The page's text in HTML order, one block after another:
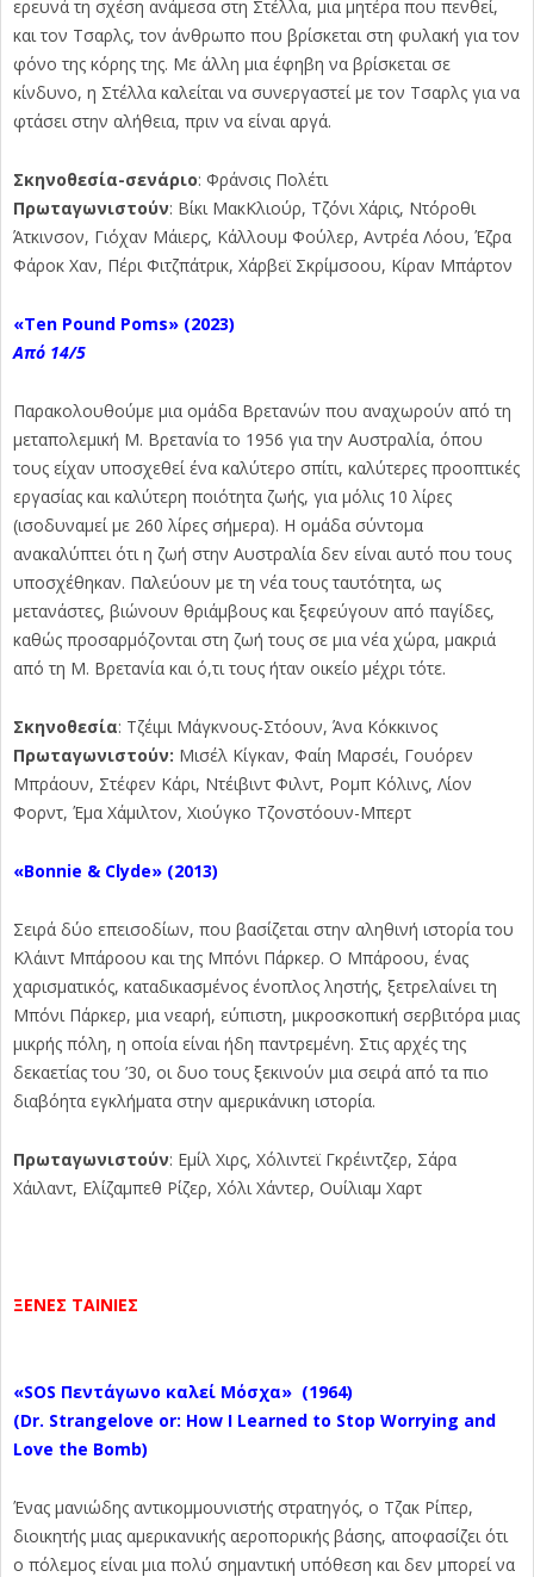
ερευνά τη σχέση ανάμεσα στη Στέλλα, μια μητέρα που πενθεί,
και τον Τσαρλς, τον άνθρωπο που βρίσκεται στη φυλακή για τον
φόνο της κόρης της. Με άλλη μια έφηβη να βρίσκεται σε
κίνδυνο, η Στέλλα καλείται να συνεργαστεί με τον Τσαρλς για να
φτάσει στην αλήθεια, πριν να είναι αργά.
Σκηνοθεσία-σενάριο: Φράνσις Πολέτι
Πρωταγωνιστούν: Βίκι ΜακΚλιούρ, Τζόνι Χάρις, Ντόροθι
Άτκινσον, Γιόχαν Μάιερς, Κάλλουμ Φούλερ, Αντρέα Λόου, Έζρα
Φάροκ Χαν, Πέρι Φιτζπάτρικ, Χάρβεϊ Σκρίμσοου, Κίραν Μπάρτον
«Ten Pound Poms» (2023)
Από 14/5
Παρακολουθούμε μια ομάδα Βρετανών που αναχωρούν από τη
μεταπολεμική Μ. Βρετανία το 1956 για την Αυστραλία, όπου
τους είχαν υποσχεθεί ένα καλύτερο σπίτι, καλύτερες προοπτικές
εργασίας και καλύτερη ποιότητα ζωής, για μόλις 10 λίρες
(ισοδυναμεί με 260 λίρες σήμερα). Η ομάδα σύντομα
ανακαλύπτει ότι η ζωή στην Αυστραλία δεν είναι αυτό που τους
υποσχέθηκαν. Παλεύουν με τη νέα τους ταυτότητα, ως
μετανάστες, βιώνουν θριάμβους και ξεφεύγουν από παγίδες,
καθώς προσαρμόζονται στη ζωή τους σε μια νέα χώρα, μακριά
από τη Μ. Βρετανία και ό,τι τους ήταν οικείο μέχρι τότε.
Σκηνοθεσία: Τζέιμι Μάγκνους-Στόουν, Άνα Κόκκινος
Πρωταγωνιστούν: Μισέλ Κίγκαν, Φαίη Μαρσέι, Γουόρεν
Μπράουν, Στέφεν Κάρι, Ντέιβιντ Φιλντ, Ρομπ Κόλινς, Λίον
Φορντ, Έμα Χάμιλτον, Χιούγκο Τζονστόουν-Μπερτ
«Bonnie & Clyde» (2013)
Σειρά δύο επεισοδίων, που βασίζεται στην αληθινή ιστορία του
Κλάιντ Μπάροου και της Μπόνι Πάρκερ. Ο Μπάροου, ένας
χαρισματικός, καταδικασμένος ένοπλος ληστής, ξετρελαίνει τη
Μπόνι Πάρκερ, μια νεαρή, εύπιστη, μικροσκοπική σερβιτόρα μιας
μικρής πόλη, η οποία είναι ήδη παντρεμένη. Στις αρχές της
δεκαετίας του ’30, οι δυο τους ξεκινούν μια σειρά από τα πιο
διαβόητα εγκλήματα στην αμερικάνικη ιστορία.
Πρωταγωνιστούν: Εμίλ Χιρς, Χόλιντεϊ Γκρέιντζερ, Σάρα
Χάιλαντ, Ελίζαμπεθ Ρίζερ, Χόλι Χάντερ, Ουίλιαμ Χαρτ
ΞΕΝΕΣ ΤΑΙΝΙΕΣ
«SOS Πεντάγωνο καλεί Μόσχα» (1964)
(Dr. Strangelove or: How I Learned to Stop Worrying and
Love the Bomb)
Ένας μανιώδης αντικομμουνιστής στρατηγός, ο Τζακ Ρίπερ,
διοικητής μιας αμερικανικής αεροπορικής βάσης, αποφασίζει ότι
ο πόλεμος είναι μια πολύ σημαντική υπόθεση και δεν μπορεί να